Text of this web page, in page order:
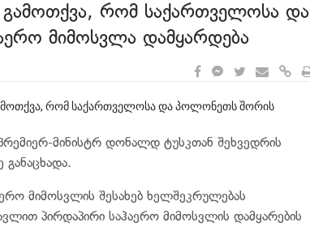
რომ საქართველოსა და
მიმოსვლა დამყარდება
რომ საქართველოსა და პოლონეთს შორის
მინისტრ დონალდ ტუსკთან შეხვედრის
მიმოსვლის შესახებ ხელშეკრულებას
პირდაპირი საჰაერო მიმოსვლის დამყარების